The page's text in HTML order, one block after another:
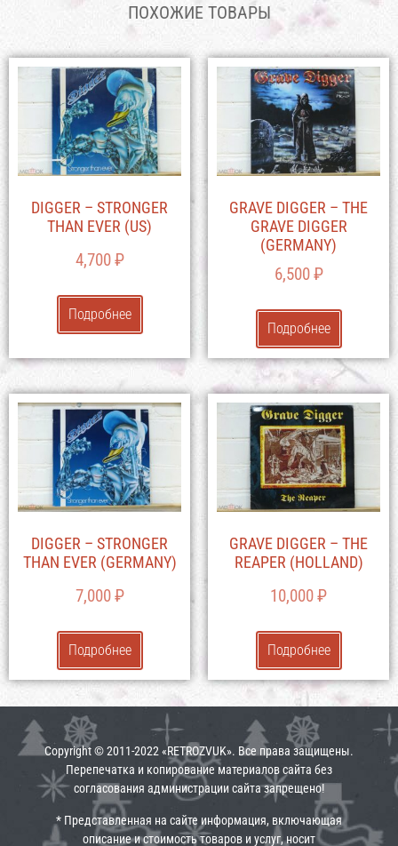
ПОХОЖИЕ ТОВАРЫ
DIGGER – STRONGER
THAN EVER (US)
4,700₽
Подробнее
GRAVE DIGGER – THE
GRAVE DIGGER
(GERMANY)
6,500₽
Подробнее
DIGGER – STRONGER
THAN EVER (GERMANY)
7,000₽
Подробнее
GRAVE DIGGER – THE
REAPER (HOLLAND)
10,000₽
Подробнее
Copyright © 2011-2022 «RETROZVUK». Все права защищены.
Перепечатка и копирование материалов сайта без
согласования администрации сайта запрещено!
* Представленная на сайте информация, включающая
описание и стоимость товаров и услуг, носит